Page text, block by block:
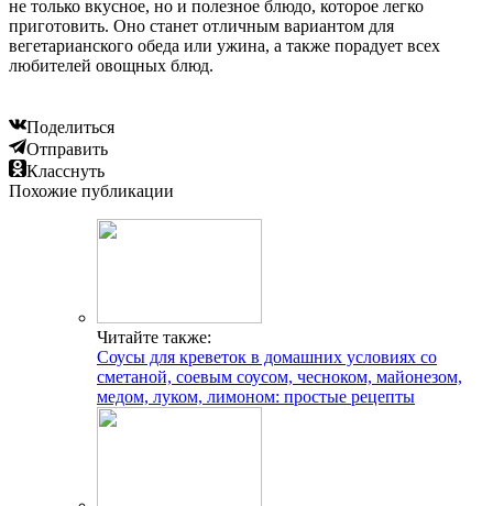
не только вкусное, но и полезное блюдо, которое легко
приготовить. Оно станет отличным вариантом для
вегетарианского обеда или ужина, а также порадует всех
любителей овощных блюд.
Поделиться
Отправить
Класснуть
Похожие публикации
Читайте также:
Соусы для креветок в домашних условиях со
сметаной, соевым соусом, чесноком, майонезом,
медом, луком, лимоном: простые рецепты